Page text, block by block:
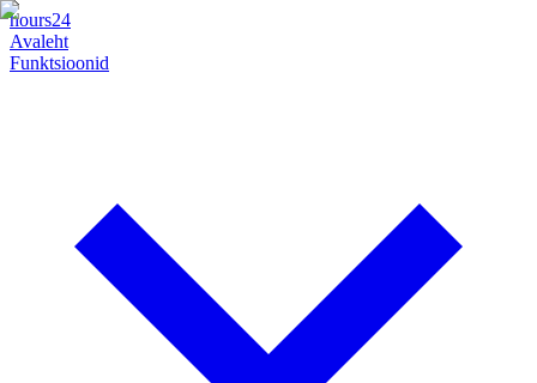
hours24
Avaleht
Funktsioonid